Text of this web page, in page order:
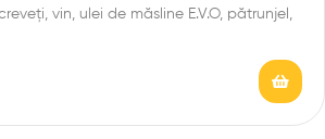
vin, ulei de măsline E.V.O, pătrunjel,